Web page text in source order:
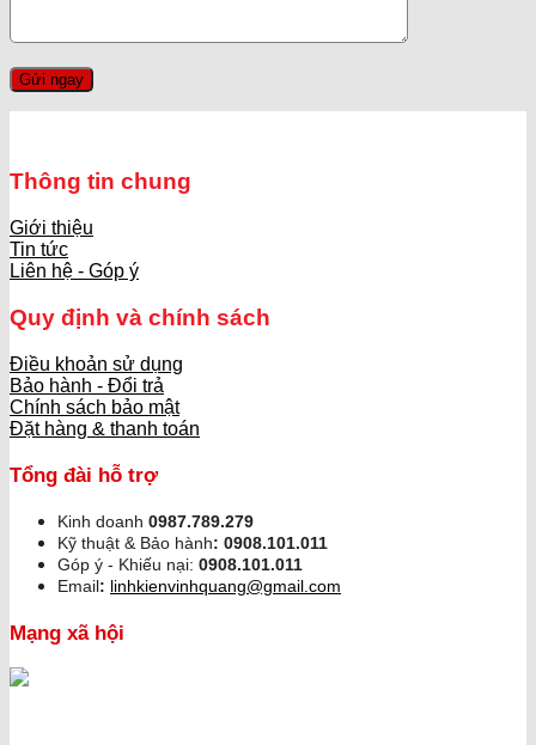
Thông tin chung
Giới thiệu
Tin tức
Liên hệ - Góp ý
Quy định và chính sách
Điều khoản sử dụng
Bảo hành - Đổi trả
Chính sách bảo mật
Đặt hàng & thanh toán
Tổng đài hỗ trợ
Kinh doanh 0987.789.279
Kỹ thuật & Bảo hành: 0908.101.011
Góp ý - Khiếu nại: 0908.101.011
Email: linhkienvinhquang@gmail.com
Mạng xã hội